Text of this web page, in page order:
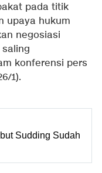
pada titik
upaya hukum
negosiasi
konferensi pers
1).
Sudding Sudah